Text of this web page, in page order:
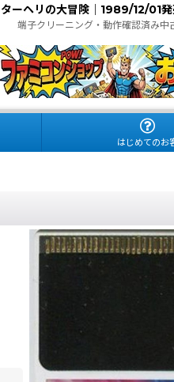
ーヘリの大冒険｜1989/12/01
端子クリーニング・動作確認済み中
はじめてのお